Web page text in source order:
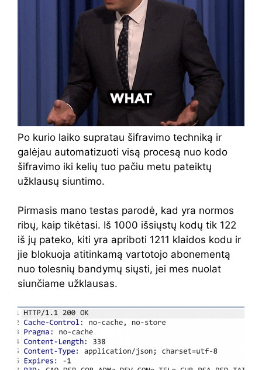
Po kurio laiko supratau šifravimo techniką ir
galėjau automatizuoti visą procesą nuo kodo
šifravimo iki kelių tuo pačiu metu pateiktų
užklausų siuntimo.
Pirmasis mano testas parodė, kad yra normos
ribų, kaip tikėtasi. Iš 1000 išsiųstų kodų tik 122
iš jų pateko, kiti yra apriboti 1211 klaidos kodu ir
jie blokuoja atitinkamą vartotojo abonementą
nuo tolesnių bandymų siųsti, jei mes nuolat
siunčiame užklausas.